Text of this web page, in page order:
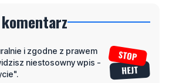
i zgodne z prawem
niestosowny wpis -